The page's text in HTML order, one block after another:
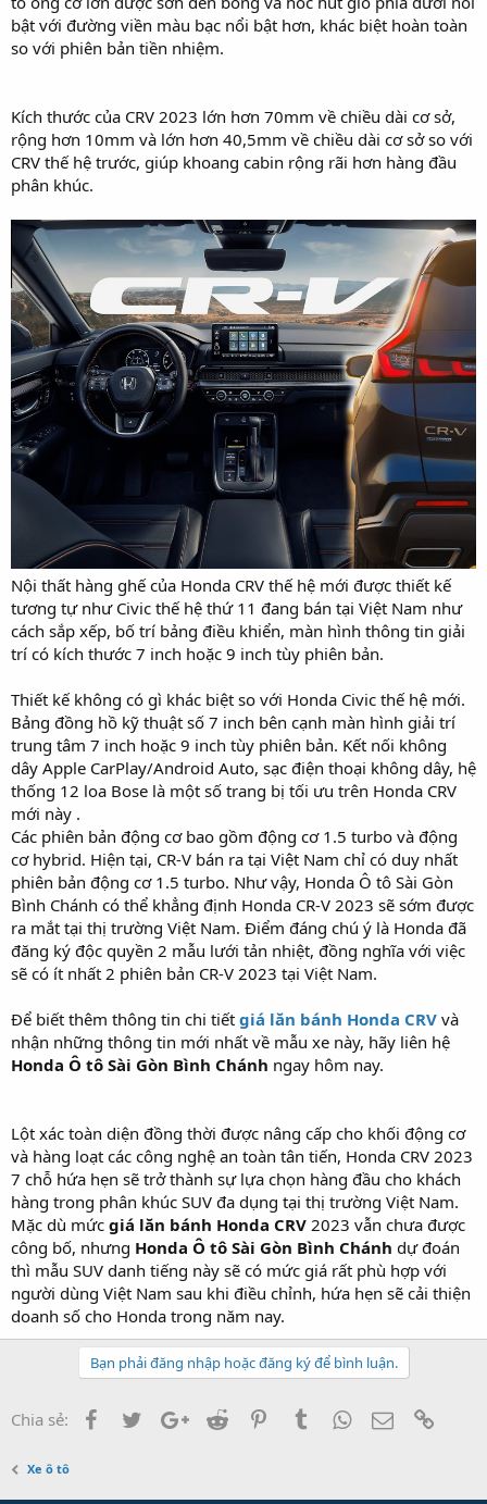
bật với đường viền màu bạc nổi bật hơn, khác biệt hoàn toàn
so với phiên bản tiền nhiệm.
Kích thước của CRV 2023 lớn hơn 70mm về chiều dài cơ sở,
rộng hơn 10mm và lớn hơn 40,5mm về chiều dài cơ sở so với
CRV thế hệ trước, giúp khoang cabin rộng rãi hơn hàng đầu
phân khúc.
Nội thất hàng ghế của Honda CRV thế hệ mới được thiết kế
tương tự như Civic thế hệ thứ 11 đang bán tại Việt Nam như
cách sắp xếp, bố trí bảng điều khiển, màn hình thông tin giải
trí có kích thước 7 inch hoặc 9 inch tùy phiên bản.
Thiết kế không có gì khác biệt so với Honda Civic thế hệ mới.
Bảng đồng hồ kỹ thuật số 7 inch bên cạnh màn hình giải trí
trung tâm 7 inch hoặc 9 inch tùy phiên bản. Kết nối không
dây Apple CarPlay/Android Auto, sạc điện thoại không dây, hệ
thống 12 loa Bose là một số trang bị tối ưu trên Honda CRV
mới này .
Các phiên bản động cơ bao gồm động cơ 1.5 turbo và động
cơ hybrid. Hiện tại, CR-V bán ra tại Việt Nam chỉ có duy nhất
phiên bản động cơ 1.5 turbo. Như vậy, Honda Ô tô Sài Gòn
Bình Chánh có thể khẳng định Honda CR-V 2023 sẽ sớm được
ra mắt tại thị trường Việt Nam. Điểm đáng chú ý là Honda đã
đăng ký độc quyền 2 mẫu lưới tản nhiệt, đồng nghĩa với việc
sẽ có ít nhất 2 phiên bản CR-V 2023 tại Việt Nam.
Để biết thêm thông tin chi tiết giá lăn bánh Honda CRV và
nhận những thông tin mới nhất về mẫu xe này, hãy liên hệ
Honda Ô tô Sài Gòn Bình Chánh ngay hôm nay.
Lột xác toàn diện đồng thời được nâng cấp cho khối động cơ
và hàng loạt các công nghệ an toàn tân tiến, Honda CRV 2023
7 chỗ hứa hẹn sẽ trở thành sự lựa chọn hàng đầu cho khách
hàng trong phân khúc SUV đa dụng tại thị trường Việt Nam.
Mặc dù mức giá lăn bánh Honda CRV 2023 vẫn chưa được
công bố, nhưng Honda Ô tô Sài Gòn Bình Chánh dự đoán
thì mẫu SUV danh tiếng này sẽ có mức giá rất phù hợp với
người dùng Việt Nam sau khi điều chỉnh, hứa hẹn sẽ cải thiện
doanh số cho Honda trong năm nay.
Bạn phải đăng nhập hoặc đăng ký để bình luận.
Chia sẻ: FacebookTwitterGoogle+
Reddit PinterestTumblrWhatsApp
Email
Xe ô tô